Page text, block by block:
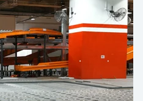
(ETV)
met drive over